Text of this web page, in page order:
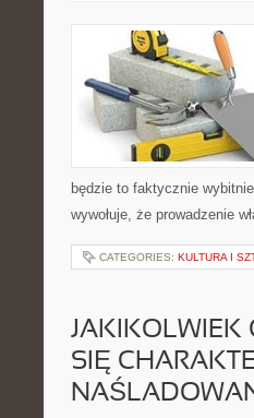
będzie to faktycznie
wywołuje, że prowadzenie
CATEGORIES: KULTURA I
JAKIKOLWIEK
SIĘ